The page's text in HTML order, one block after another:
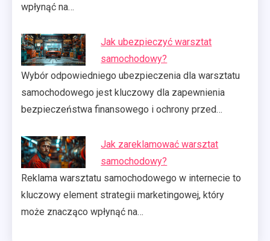
wpłynąć na…
Jak ubezpieczyć warsztat
samochodowy?
Wybór odpowiedniego ubezpieczenia dla warsztatu
samochodowego jest kluczowy dla zapewnienia
bezpieczeństwa finansowego i ochrony przed…
Jak zareklamować warsztat
samochodowy?
Reklama warsztatu samochodowego w internecie to
kluczowy element strategii marketingowej, który
może znacząco wpłynąć na…